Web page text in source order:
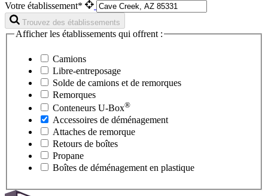
Votre établissement*
Trouvez des établissements
Afficher les établissements qui offrent :
Camions
Libre-entreposage
Solde de camions et de remorques
Remorques
Conteneurs U-Box®
Accessoires de déménagement
Attaches de remorque
Retours de boîtes
Propane
Boîtes de déménagement en plastique